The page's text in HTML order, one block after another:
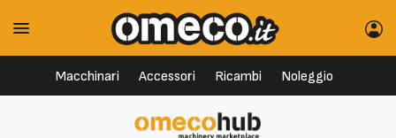
Macchinari Accessori Ricambi Noleggio